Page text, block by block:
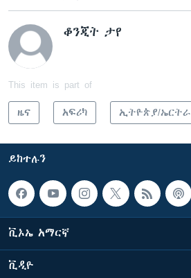
ቆንጂት ታየ
This item is part of
ዜና አፍሪካ ኢትዮጵያ/ኤርትራ
ይከተሉን
ቪኦኤ አማርኛ
ቪዲዮ